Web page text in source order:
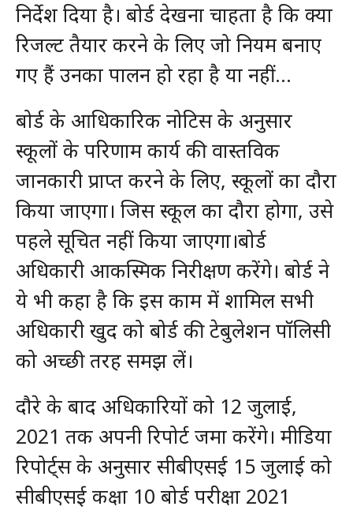
निर्देश दिया है। बोर्ड देखना चाहता है कि क्या
रिजल्ट तैयार करने के लिए जो नियम बनाए
गए हैं उनका पालन हो रहा है या नहीं…
बोर्ड के आधिकारिक नोटिस के अनुसार
स्कूलों के परिणाम कार्य की वास्तविक
जानकारी प्राप्त करने के लिए, स्कूलों का दौरा
किया जाएगा। जिस स्‍कूल का दौरा होगा, उसे
पहले सूचित नहीं किया जाएगा।बोर्ड
अधिकारी आकस्मिक निरीक्षण करेंगे। बोर्ड ने
ये भी कहा है कि इस काम में शामिल सभी
अधिकारी खुद को बोर्ड की टेबुलेशन पॉलिसी
को अच्‍छी तरह समझ लें।
दौरे के बाद अधिकारियों को 12 जुलाई,
2021 तक अपनी रिपोर्ट जमा करेंगे। मीडिया
रिपोर्ट्स के अनुसार सीबीएसई 15 जुलाई को
सीबीएसई कक्षा 10 बोर्ड परीक्षा 2021